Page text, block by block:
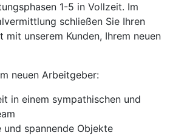
1-5 in Vollzeit. Im
schließen Sie Ihren
unserem Kunden, Ihrem neuen
neuen Arbeitgeber:
in einem sympathischen und
und spannende Objekte